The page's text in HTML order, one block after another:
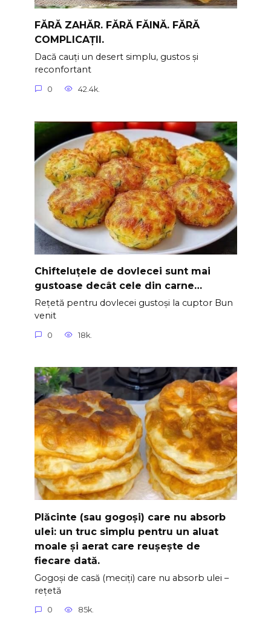
FĂRĂ ZAHĂR. FĂRĂ FĂINĂ. FĂRĂ
COMPLICAȚII.
Dacă cauți un desert simplu, gustos și
reconfortant
0 42.4k.
Chifteluțele de dovlecei sunt mai
gustoase decât cele din carne…
Rețetă pentru dovlecei gustoși la cuptor Bun
venit
0 18k.
Plăcinte (sau gogoși) care nu absorb
ulei: un truc simplu pentru un aluat
moale și aerat care reușește de
fiecare dată.
Gogoși de casă (meciți) care nu absorb ulei –
rețetă
0 85k.